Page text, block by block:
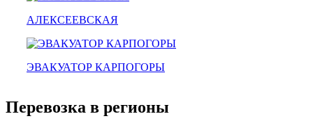
зарайск
лесной городок
красноармейск
эвакуатор прицепов
АЛЕКСЕЕВСКАЯ
ЭВАКУАТОР КАРПОГОРЫ
Перевозка в регионы